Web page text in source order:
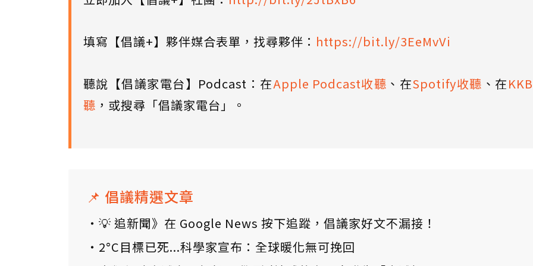
填寫【倡議+】夥伴媒合表單，找尋夥伴： https://bit.ly/3EeMvVi
聽說【倡議家電台】Podcast：在Apple Podcast收聽 、在Spotify收聽 、在
聽 ，或搜尋「倡議家電台」。
📌 倡議精選文章
💡 追新聞》在 Google News 按下追蹤，倡議家好文不漏接！
2°C目標已死...科學家宣布：全球暖化無可挽回